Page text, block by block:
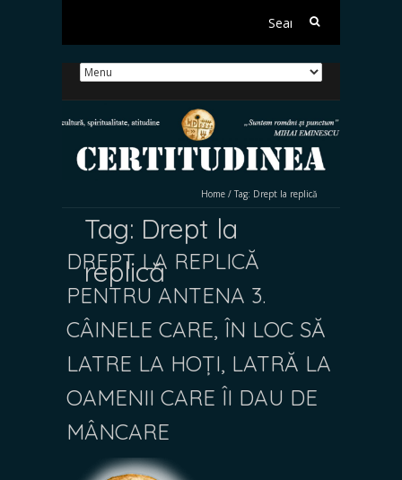
Search
Home / Tag: Drept la replică
Tag: Drept la
replică
DREPT LA REPLICĂ
PENTRU ANTENA 3.
CÂINELE CARE, ÎN LOC SĂ
LATRE LA HOȚI, LATRĂ LA
OAMENII CARE ÎI DAU DE
MÂNCARE